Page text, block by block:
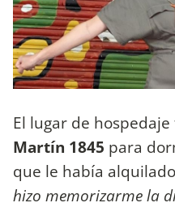
El lugar de
Martín 1845 para
que le había
hizo memorizarme la